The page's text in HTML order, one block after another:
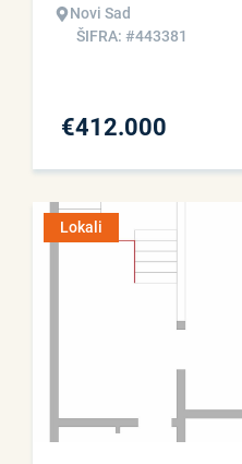
Novi Sad
ŠIFRA: #443381
€412.000
Lokali